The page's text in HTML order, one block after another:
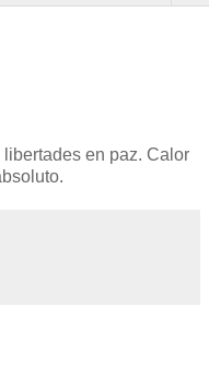
en paz. Calor